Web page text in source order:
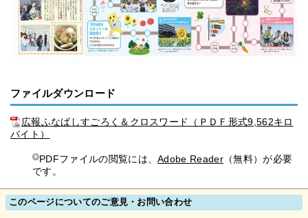
ファイルダウンロード
広報ふなばしすごろく＆クロスワード（ＰＤＦ形式9,562キロ
バイト）
PDFファイルの閲覧には、Adobe Reader （無料）が必要
です。
このページについてのご意見・お問い合わせ